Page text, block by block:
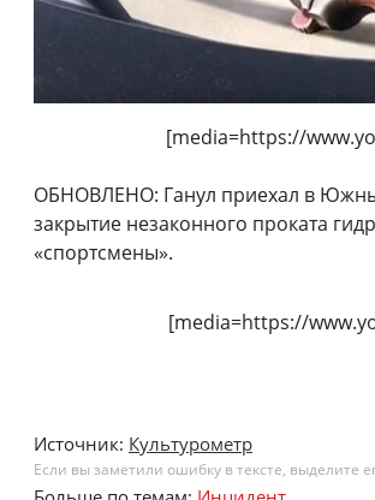
[media=https://
ОБНОВЛЕНО: Ганул приехал в
закрытие незаконного проката
«спортсмены».
[media=https://
Источник: Культурометр
Если вы заметили ошибку в тексте, выделите